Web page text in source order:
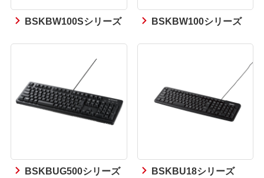
BSKBW100Sシリーズ BSKBW100シリーズ
BSKBUG500シリーズ BSKBU18シリーズ